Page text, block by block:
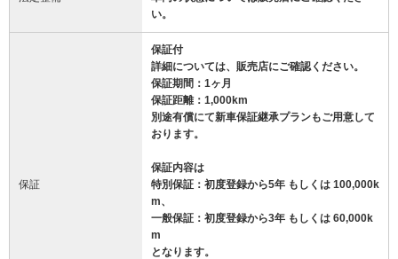
い。
保証
保証付
詳細については、販売店にご確認ください。
保証期間：1ヶ月
保証距離：1,000km
別途有償にて新車保証継承プランもご用意して
おります。
保証内容は
特別保証：初度登録から5年 もしくは 100,000k
m、
一般保証：初度登録から3年 もしくは 60,000k
m
となります。